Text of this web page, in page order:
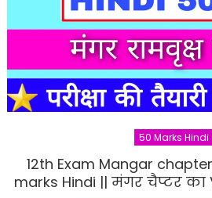
50 Marks Hindi
12th Exam Mangar
marks Hindi || मंगर चैप्टर का